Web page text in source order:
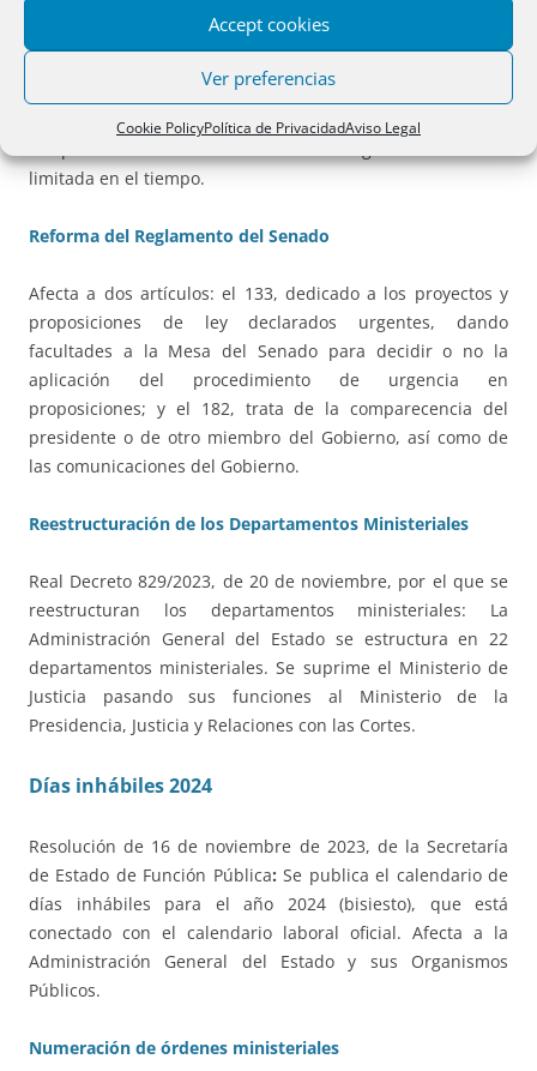
Accept cookies
Ver preferencias
Cookie PolicyPolítica de PrivacidadAviso Legal
próximo, y a la espera de la aprobación del Reglamento de
para AAPP y particulares de crear un entorno en el que se
puedan probar y configurar los sistemas de IA creados por
limitada en el tiempo.
Reforma del Reglamento del Senado
Afecta a dos artículos: el 133, dedicado a los proyectos y
proposiciones de ley declarados urgentes, dando
facultades a la Mesa del Senado para decidir o no la
aplicación del procedimiento de urgencia en
proposiciones; y el 182, trata de la comparecencia del
presidente o de otro miembro del Gobierno, así como de
las comunicaciones del Gobierno.
Reestructuración de los Departamentos Ministeriales
Real Decreto 829/2023, de 20 de noviembre, por el que se
reestructuran los departamentos ministeriales: La
Administración General del Estado se estructura en 22
departamentos ministeriales. Se suprime el Ministerio de
Justicia pasando sus funciones al Ministerio de la
Presidencia, Justicia y Relaciones con las Cortes.
Días inhábiles 2024
Resolución de 16 de noviembre de 2023, de la Secretaría
de Estado de Función Pública: Se publica el calendario de
días inhábiles para el año 2024 (bisiesto), que está
conectado con el calendario laboral oficial. Afecta a la
Administración General del Estado y sus Organismos
Públicos.
Numeración de órdenes ministeriales